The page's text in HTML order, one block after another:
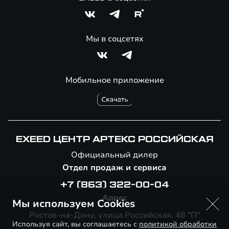
Мобильное приложение
Мы в соцсетях
EXEED ЦЕНТР АРТЕКС РОССИЙСКАЯ
Официальный дилер
Отдел продаж и сервиса
+7 (863) 322-00-04
Адрес
Ростов-на-Дону, улица Российская, 48 "П"
Мы используем Cookies
Используя сайт, вы соглашаетесь с политикой обработки